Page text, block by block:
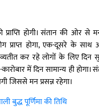
होगी। संतान की ओर से मन
प्राप्त होगा, एक-दूसरे के साथ
व्यतीत कर रहे लोगों के लिए
कारोबार में दिन सामान्य ही
जिससे मन प्रसन्न रहेगा।
बुद्ध पूर्णिमा की तिथि